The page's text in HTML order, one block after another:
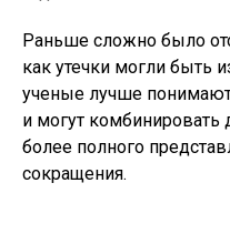
Раньше сложно было
как утечки могли быть
ученые лучше
и могут комбинировать
более полного
сокращения.